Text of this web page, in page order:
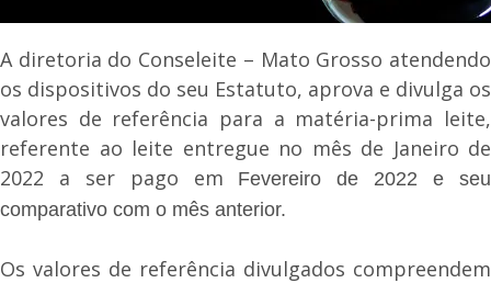
A diretoria do Conseleite – Mato Grosso atendendo
os dispositivos do seu Estatuto, aprova e divulga os
valores de referência para a matéria-prima leite,
referente ao leite entregue no mês de Janeiro de
2022 a ser pago em
Fevereiro de 2022 e seu
comparativo com o mês anterior.
Os valores de referência divulgados compreendem